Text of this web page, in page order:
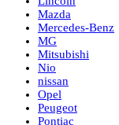
Mazda
Mercedes-Benz
MG
Mitsubishi
Nio
nissan
Opel
Peugeot
Pontiac